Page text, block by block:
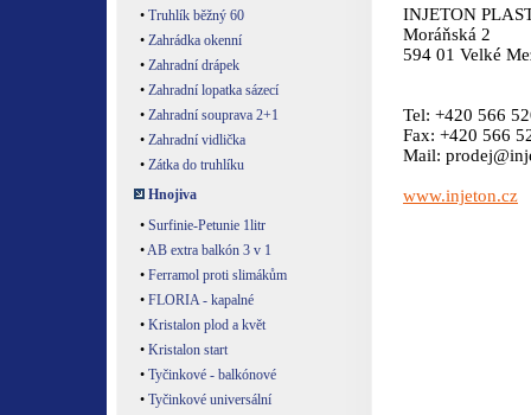
• Truhlík běžný 60
• Zahrádka okenní
• Zahradní drápek
• Zahradní lopatka sázecí
• Zahradní souprava 2+1
• Zahradní vidlička
• Zátka do truhlíku
Hnojiva
• Surfinie-Petunie 1litr
•AB extra balkón 3 v 1
• Ferramol proti slimákům
• FLORIA - kapalné
• Kristalon plod a květ
• Kristalon start
• Tyčinkové - balkónové
• Tyčinkové universální
INJETON
Moráňská 2
594 01 Velké
Tel: +420 566
Fax: +420 566
Mail:
www.injeton.cz